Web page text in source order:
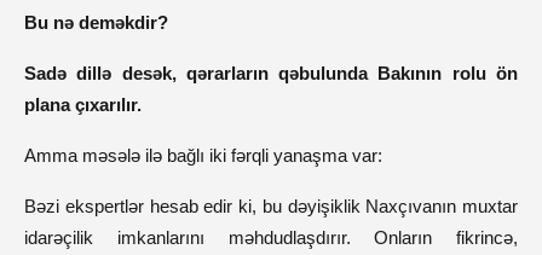
Bu nə deməkdir?
Sadə dillə desək, qərarların qəbulunda Bakının rolu ön
plana çıxarılır.
Amma məsələ ilə bağlı iki fərqli yanaşma var:
Bəzi ekspertlər hesab edir ki, bu dəyişiklik Naxçıvanın muxtar
idarəçilik imkanlarını məhdudlaşdırır. Onların fikrincə,